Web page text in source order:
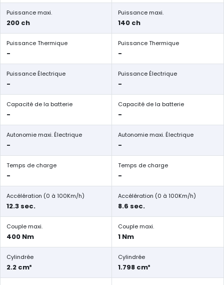
Puissance maxi.
200 ch
Puissance maxi.
140 ch
Puissance Thermique
-
Puissance Thermique
-
Puissance Électrique
-
Puissance Électrique
-
Capacité de la batterie
-
Capacité de la batterie
-
Autonomie maxi. Électrique
-
Autonomie maxi. Électrique
-
Temps de charge
-
Temps de charge
-
Accélération (0 à 100Km/h)
12.3 sec.
Accélération (0 à 100Km/h)
8.6 sec.
Couple maxi.
400 Nm
Couple maxi.
1 Nm
Cylindrée
2.2 cm³
Cylindrée
1.798 cm³